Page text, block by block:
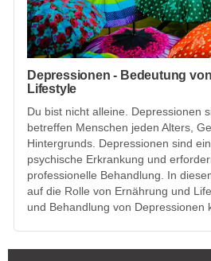
Depressionen - Bedeutung
Lifestyle
Du bist nicht alleine. Depressionen
betreffen Menschen jeden Alters,
Hintergrunds. Depressionen sind
psychische Erkrankung und
professionelle Behandlung. In
auf die Rolle von Ernährung und
und Behandlung von Depressionen